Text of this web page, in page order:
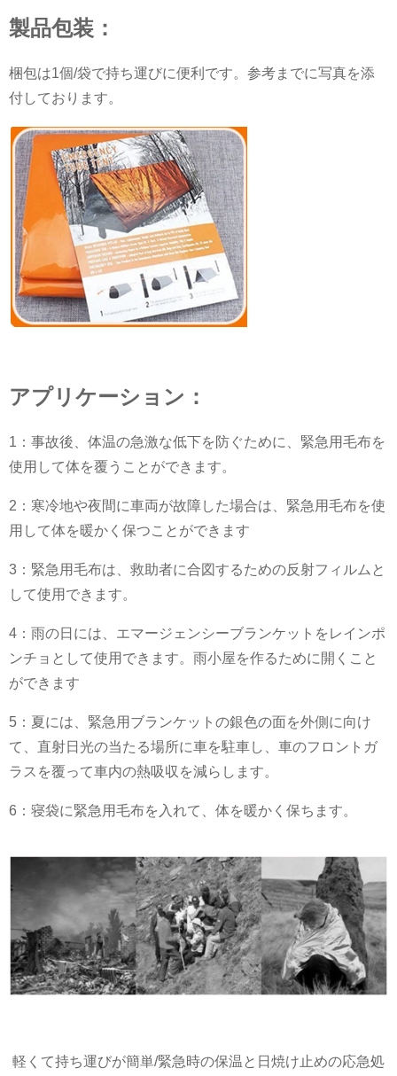
製品包装：
梱包は1個/袋で持ち運びに便利です。参考までに写真を添
付し​​ております。
アプリケーション：
1：事故後、体温の急激な低下を防ぐために、緊急用毛布を
使用して体を覆うことができます。
2：寒冷地や夜間に車両が故障した場合は、緊急用毛布を使
用して体を暖かく保つことができます
3：緊急用毛布は、救助者に合図するための反射フィルムと
して使用できます。
4：雨の日には、エマージェンシーブランケットをレインポ
ンチョとして使用できます。雨小屋を作るために開くこと
ができます
5：夏には、緊急用ブランケットの銀色の面を外側に向け
て、直射日光の当たる場所に車を駐車し、車のフロントガ
ラスを覆って車内の熱吸収を減らします。
6：寝袋に緊急用毛布を入れて、体を暖かく保ちます。
軽くて持ち運びが簡単/緊急時の保温と日焼け止めの応急処